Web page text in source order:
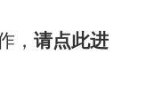
，请点此进